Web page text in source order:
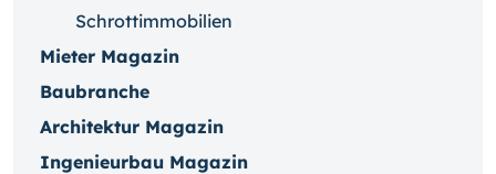
Schrottimmobilien
Mieter Magazin
Baubranche
Architektur Magazin
Ingenieurbau Magazin